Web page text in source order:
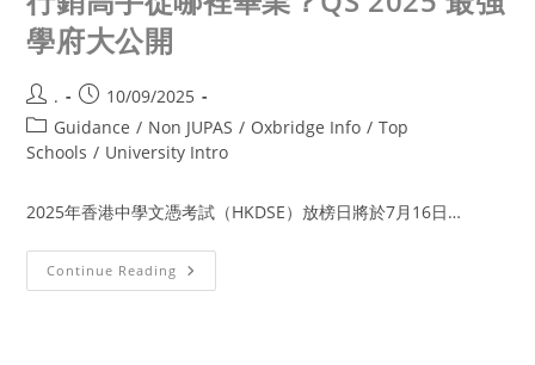
學府大公開
.
10/09/2025
Guidance / Non JUPAS / Oxbridge Info / Top
Schools / University Intro
2025年香港中學文憑考試（HKDSE）放榜日將於7月16日…
Continue Reading